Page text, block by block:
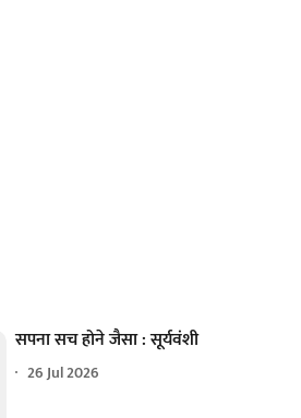
सपना सच होने जैसा : सूर्यवंशी
26 Jul 2026